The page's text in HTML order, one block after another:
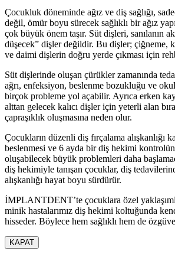
Çocukluk döneminde ağız ve diş sağlığı,
değil, ömür boyu sürecek sağlıklı bir ağız
çok büyük önem taşır. Süt dişleri, sanılanın
düşecek” dişler değildir. Bu dişler; çiğneme,
ve daimi dişlerin doğru yerde çıkması için
Süt dişlerinde oluşan çürükler zamanında
ağrı, enfeksiyon, beslenme bozukluğu ve okul
birçok probleme yol açabilir. Ayrıca erken
alttan gelecek kalıcı dişler için yeterli alan
çapraşıklık oluşmasına neden olur.
Çocukların düzenli diş fırçalama alışkanlığı
beslenmesi ve 6 ayda bir diş hekimi
oluşabilecek büyük problemleri daha
diş hekimiyle tanışan çocuklar, diş
alışkanlığı hayat boyu sürdürür.
İMPLANTDENT’te çocuklara özel
minik hastalarımız diş hekimi koltuğunda
hisseder. Böylece hem sağlıklı hem de
KAPAT